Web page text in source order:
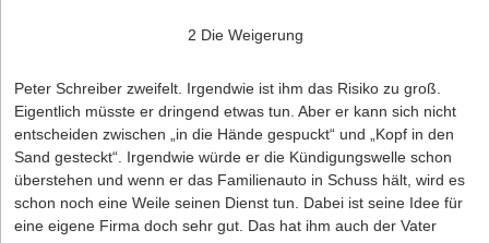
2 Die Weigerung
Peter Schreiber zweifelt. Irgendwie ist ihm das Risiko zu groß.
Eigentlich müsste er dringend etwas tun. Aber er kann sich nicht
entscheiden zwischen „in die Hände gespuckt“ und „Kopf in den
Sand gesteckt“. Irgendwie würde er die Kündigungswelle schon
überstehen und wenn er das Familienauto in Schuss hält, wird es
schon noch eine Weile seinen Dienst tun. Dabei ist seine Idee für
eine eigene Firma doch sehr gut. Das hat ihm auch der Vater